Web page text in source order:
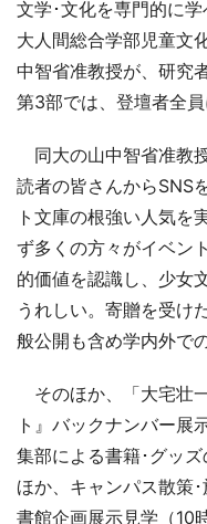
文学･文化を専門的に
大人間総合学部児童文
中智省准教授が、研究
第3部では、登壇者全
同大の山中智省准教
読者の皆さんからSNS
ト文庫の根強い人気を
ず多くの方々がイベン
的価値を認識し、少女
うれしい。寄贈を受け
般公開も含め学内外で
そのほか、「大宅壮
ト』バックナンバー展
集部による書籍･グッ
ほか、キャンパス散策
書館企画展示見学（10